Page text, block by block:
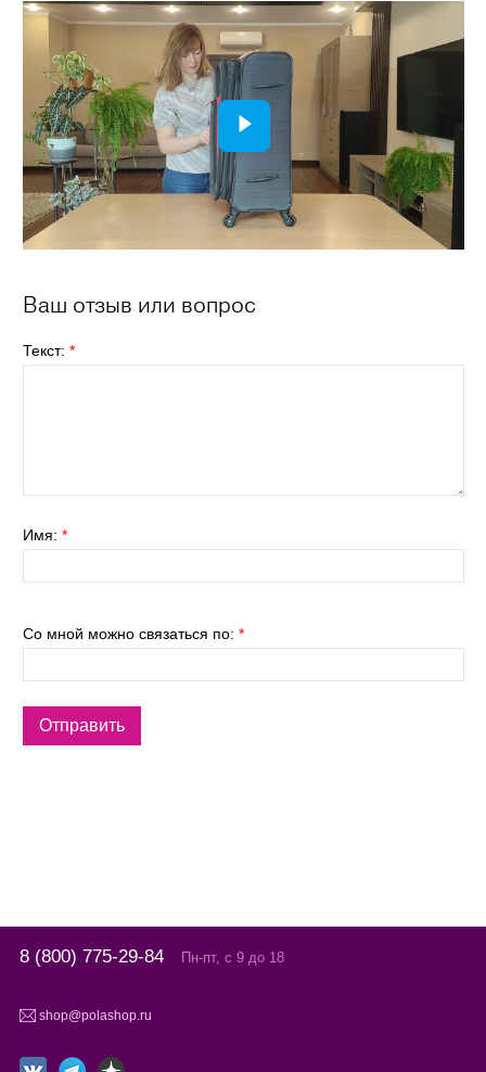
Ваш отзыв или вопрос
Текст: *
Имя: *
Со мной можно связаться по: *
8 (800) 775-29-84 Пн-пт, с 9 до 18
shop@polashop.ru